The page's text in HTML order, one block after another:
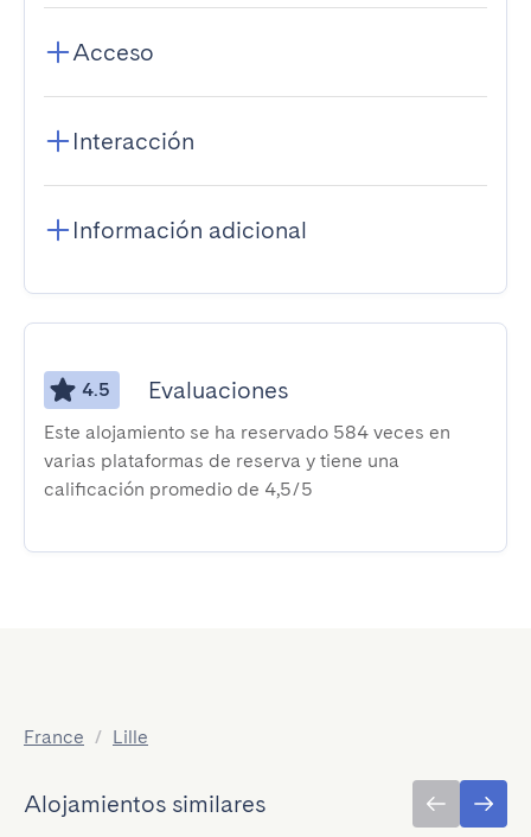
Acceso
Interacción
Información adicional
4.5 Evaluaciones
Este alojamiento se ha reservado 584 veces en
varias plataformas de reserva y tiene una
calificación promedio de 4,5/5
France / Lille
Alojamientos similares